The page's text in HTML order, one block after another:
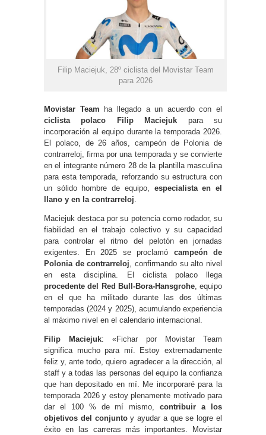
Filip Maciejuk, 28º ciclista del Movistar Team
para 2026
Movistar Team ha llegado a un acuerdo con el
ciclista polaco Filip Maciejuk para su
incorporación al equipo durante la temporada 2026.
El polaco, de 26 años, campeón de Polonia de
contrarreloj, firma por una temporada y se convierte
en el integrante número 28 de la plantilla masculina
para esta temporada, reforzando su estructura con
un sólido hombre de equipo, especialista en el
llano y en la contrarreloj
Maciejuk destaca por su potencia como rodador, su
fiabilidad en el trabajo colectivo y su capacidad
para controlar el ritmo del pelotón en jornadas
exigentes. En 2025 se proclamó campeón de
Polonia de contrarreloj , confirmando su alto nivel
en esta disciplina. El ciclista polaco llega
procedente del Red Bull-Bora-Hansgrohe, equipo
en el que ha militado durante las dos últimas
temporadas (2024 y 2025), acumulando experiencia
al máximo nivel en el calendario internacional.
Filip Maciejuk: «Fichar por Movistar Team
significa mucho para mí. Estoy extremadamente
feliz y, ante todo, quiero agradecer a la dirección, al
staff y a todas las personas del equipo la confianza
que han depositado en mí. Me incorporaré para la
temporada 2026 y estoy plenamente motivado para
dar el 100 % de mí mismo,contribuir a los
objetivos del conjuntoy ayudar a que se logre el
éxito en las carreras más importantes. Movistar